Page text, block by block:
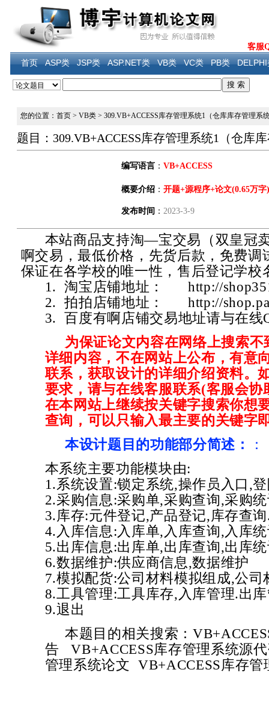
客服
首页 ASP类 JSP类 ASP.NET类 VB类 VC类 PB类 DELPHI
您的位置：首页> VB类> 309.VB+ACCESS库存管理系统1（仓库库存管理系
题目：309.VB+ACCESS库存管理系统1（仓库
编写语言： VB+ACCESS
概要介绍： 开题+源程序+论文(0.65万字
发布时间 ： 2023-3-9
本站商品支持淘—宝交易（双皇冠
啊交易，最低价格，先货后款，免费调
保证在各学校的唯一性，售后登记学校
1. 淘宝店铺地址： http://
2. 拍拍店铺地址： http://
3. 百度有啊店铺交易地址请与在线
为保证论文内容在网络上搜索
详细内容，不在网站上公布，有意
联系，获取设计的详细介绍资料。
要求，请与在线客服联系(客服会
在本网站上继续按关键字搜索你想
查询，可以只输入最主要的关键字
本设计题目的功能部分简述：
：
本系统主要功能模块由:
1.系统设置:锁定系统,操作员入口,
2.采购信息:采购单,采购查询,采购
3.库存:元件登记,产品登记,库存查
4.入库信息:入库单,入库查询,入库
5.出库信息:出库单,出库查询,出库
6.数据维护:供应商信息,数据维护
7.模拟配货:公司材料模拟组成,公司
8.工具管理:工具库存,入库管理.出
9.退出
本题目的相关搜索：
告VB+ACCESS库存管理系统源
管理系统论文 VB+ACCESS库存管